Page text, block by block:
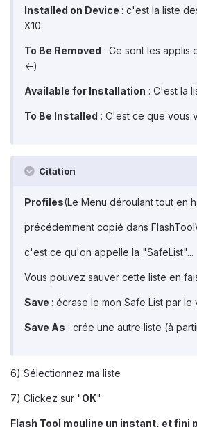
Installed on Device : c'est la liste
X10
To Be Removed : Ce sont les applis
<-)
Available for Installation : C'est la
To Be Installed : C'est ce que vous
Citation
Profiles(Le Menu déroulant tout en
précédemment copié dans
c'est ce qu'on appelle la "SafeList"...
Vous pouvez sauver cette liste en
Save : écrase le mon Safe List par le
Save As : crée une autre liste (à
6) Sélectionnez ma liste
7) Clickez sur "OK"
Flash Tool mouline un instant, et fini